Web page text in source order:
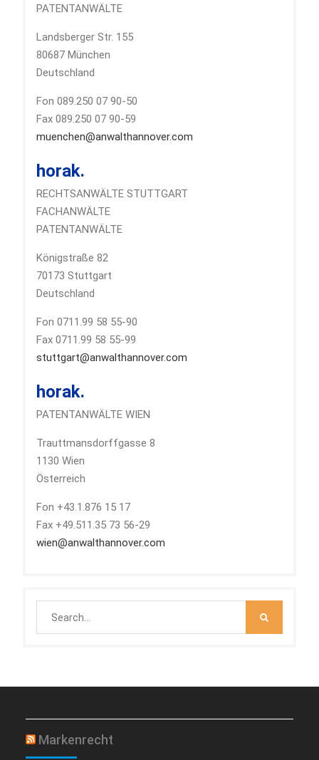
PATENTANWÄLTE
Landsberger Str. 155
80687 München
Deutschland
Fon 089.250 07 90-50
Fax 089.250 07 90-59
muenchen@anwalthannover.com
horak.
RECHTSANWÄLTE STUTTGART
FACHANWÄLTE
PATENTANWÄLTE
Königstraße 82
70173 Stuttgart
Deutschland
Fon 0711.99 58 55-90
Fax 0711.99 58 55-99
stuttgart@anwalthannover.com
horak.
PATENTANWÄLTE WIEN
Trauttmansdorffgasse 8
1130 Wien
Österreich
Fon +43.1.876 15 17
Fax +49.511.35 73 56-29
wien@anwalthannover.com
Markenrecht